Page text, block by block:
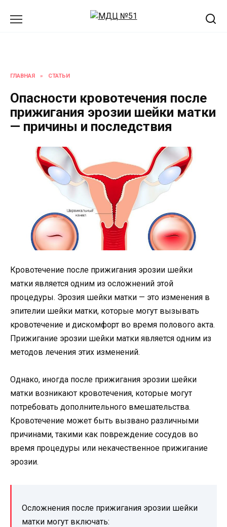
ГЛАВНАЯ » СТАТЬИ
Опасности кровотечения после
прижигания эрозии шейки матки
— причины и последствия
Кровотечение после прижигания эрозии шейки
матки является одним из осложнений этой
процедуры. Эрозия шейки матки — это изменения в
эпителии шейки матки, которые могут вызывать
кровотечение и дискомфорт во время полового акта.
Прижигание эрозии шейки матки является одним из
методов лечения этих изменений.
Однако, иногда после прижигания эрозии шейки
матки возникают кровотечения, которые могут
потребовать дополнительного вмешательства.
Кровотечение может быть вызвано различными
причинами, такими как повреждение сосудов во
время процедуры или некачественное прижигание
эрозии.
Осложнения после прижигания эрозии шейки
матки могут включать: